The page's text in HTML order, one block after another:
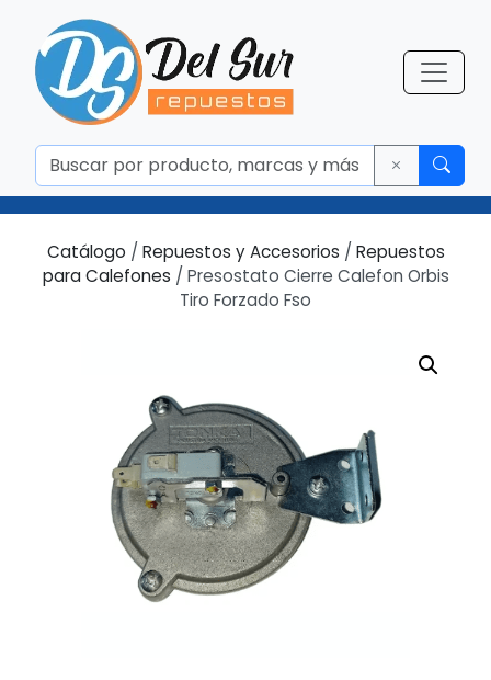
Catálogo / Repuestos y Accesorios / Repuestos
para Calefones / Presostato Cierre Calefon Orbis
Tiro Forzado Fso